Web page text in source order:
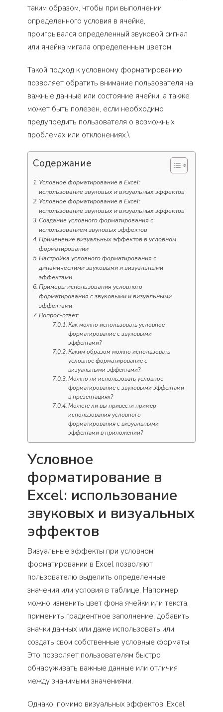
таким образом, чтобы при выполнении
определенного условия в ячейке,
проигрывался определенный звуковой сигнал
или ячейка мигала определенным цветом.
Такой подход к условному форматированию
позволяет обратить внимание пользователя на
важные данные или состояние ячейки, а также
может быть полезен, если необходимо
предупредить пользователя о возможных
проблемах или отклонениях.\
Содержание
Условное форматирование в Excel:
использование звуковых и визуальных эффектов
Условное форматирование в Excel:
использование звуковых и визуальных эффектов
Создание условного форматирования с
использованием звуковых эффектов
Применение визуальных эффектов в условном
форматировании
Настройка условного форматирования с
динамическими звуковыми и визуальными
эффектами
Примеры использования условного
форматирования с звуковыми и визуальными
эффектами
Вопрос-ответ:
Как можно использовать условное
форматирование с звуковыми
эффектами?
Каким образом можно использовать
условное форматирование с
визуальными эффектами?
Можно ли использовать условное
форматирование с звуковыми эффектами
в презентациях?
Можете ли вы привести пример
использования условного
форматирования с визуальными
эффектами в приложении?
Условное
форматирование в
Excel: использование
звуковых и визуальных
эффектов
Визуальные эффекты при условном
форматировании в Excel позволяют
пользователю выделить определенные
значения или условия в таблице. Например,
можно изменить цвет фона ячейки или текста,
применить градиентное заполнение, добавить
значки данных или даже использовать или
создать свои собственные условные форматы.
Это позволяет пользователям быстро
обнаруживать важные данные или отличия
между значимыми значениями.
Однако, помимо визуальных эффектов, Excel